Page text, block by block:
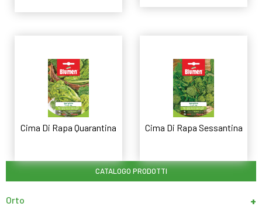
CATALOGO PRODOTTI
Orto
Cima Di Rapa Quarantina Cima Di Rapa Sessantina